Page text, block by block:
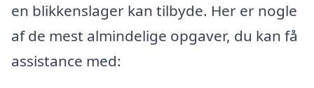
en blikkenslager kan tilbyde. Her er nogle
af de mest almindelige opgaver, du kan få
assistance med: